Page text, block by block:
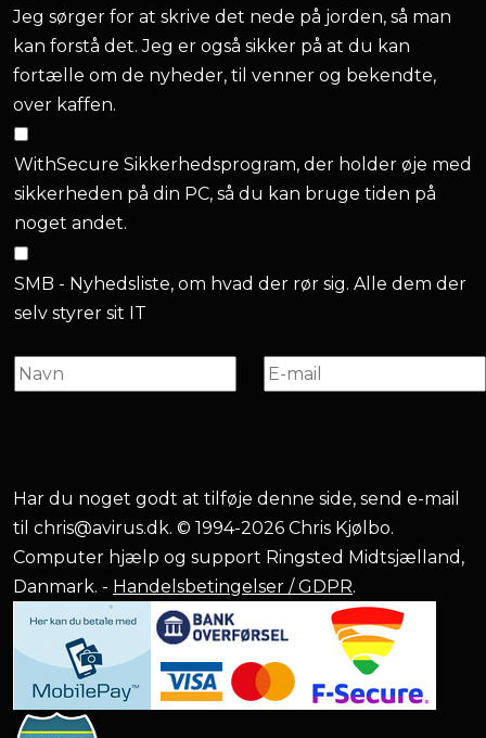
Jeg sørger for at skrive det nede på jorden, så man
kan forstå det. Jeg er også sikker på at du kan
fortælle om de nyheder, til venner og bekendte,
over kaffen.
WithSecure Sikkerhedsprogram, der holder øje med
sikkerheden på din PC, så du kan bruge tiden på
noget andet.
SMB - Nyhedsliste, om hvad der rør sig. Alle dem der
selv styrer sit IT
Har du noget godt at tilføje denne side, send e-mail
til chris@avirus.dk. © 1994-2026 Chris Kjølbo.
Computer hjælp og support Ringsted Midtsjælland,
Danmark. - Handelsbetingelser / GDPR.